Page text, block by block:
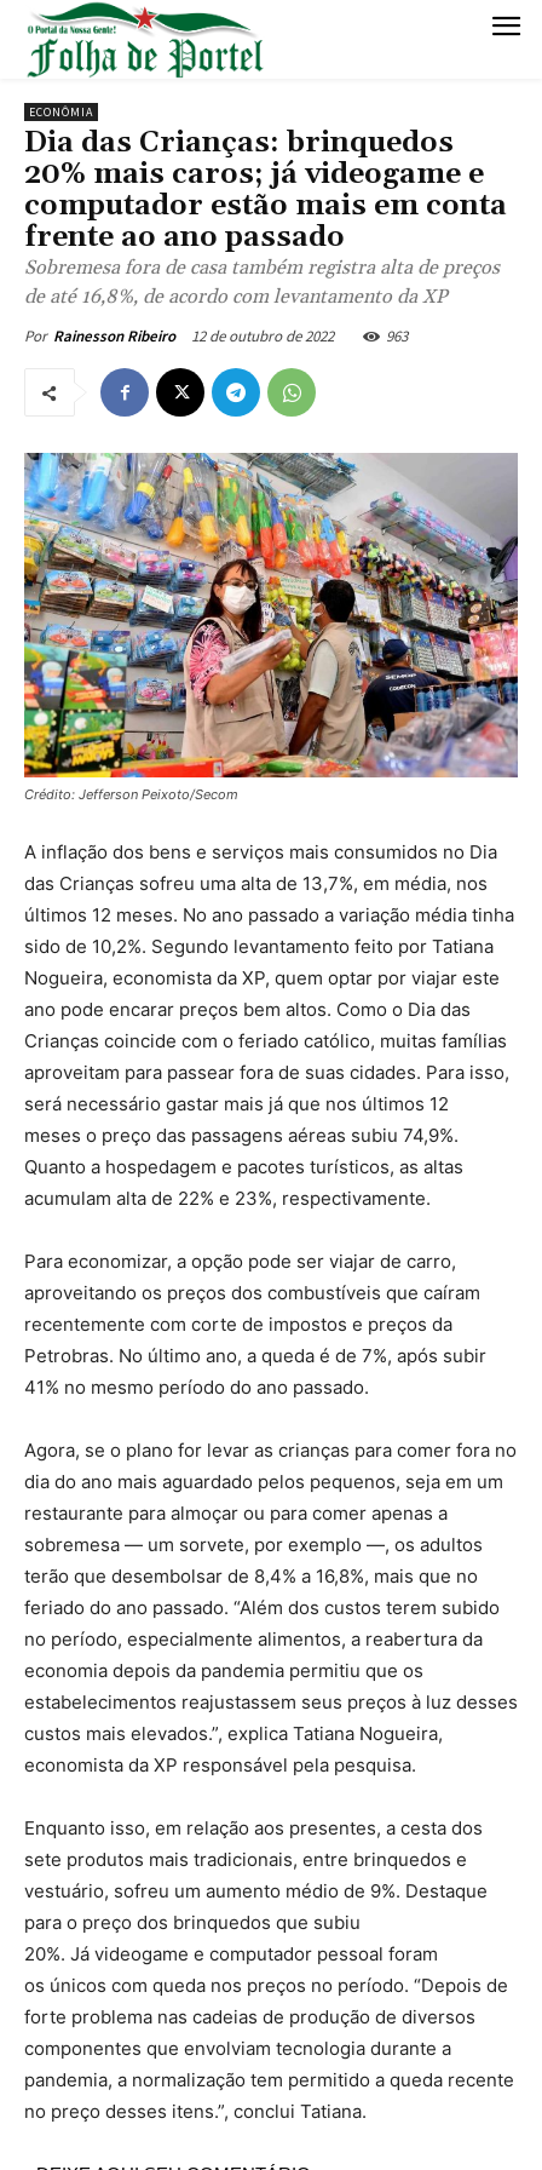
ECONÔMIA
Dia das Crianças: brinquedos
20% mais caros; já videogame e
computador estão mais em conta
frente ao ano passado
Sobremesa fora de casa também registra alta de preços
de até 16,8%, de acordo com levantamento da XP
Por Rainesson Ribeiro 12 de outubro de 2022 963
Crédito: Jefferson Peixoto/Secom
A inflação dos bens e serviços mais consumidos no Dia
das Crianças sofreu uma alta de 13,7%, em média, nos
últimos 12 meses. No ano passado a variação média tinha
sido de 10,2%. Segundo levantamento feito por Tatiana
Nogueira, economista da XP, quem optar por viajar este
ano pode encarar preços bem altos. Como o Dia das
Crianças coincide com o feriado católico, muitas famílias
aproveitam para passear fora de suas cidades. Para isso,
será necessário gastar mais já que nos últimos 12
meses o preço das passagens aéreas subiu 74,9%.
Quanto a hospedagem e pacotes turísticos, as altas
acumulam alta de 22% e 23%, respectivamente.
Para economizar, a opção pode ser viajar de carro,
aproveitando os preços dos combustíveis que caíram
recentemente com corte de impostos e preços da
Petrobras. No último ano, a queda é de 7%, após subir
41% no mesmo período do ano passado.
Agora, se o plano for levar as crianças para comer fora no
dia do ano mais aguardado pelos pequenos, seja em um
restaurante para almoçar ou para comer apenas a
sobremesa — um sorvete, por exemplo —, os adultos
terão que desembolsar de 8,4% a 16,8%, mais que no
feriado do ano passado. “Além dos custos terem subido
no período, especialmente alimentos, a reabertura da
economia depois da pandemia permitiu que os
estabelecimentos reajustassem seus preços à luz desses
custos mais elevados.”, explica Tatiana Nogueira,
economista da XP responsável pela pesquisa.
Enquanto isso, em relação aos presentes, a cesta dos
sete produtos mais tradicionais, entre brinquedos e
vestuário, sofreu um aumento médio de 9%. Destaque
para o preço dos brinquedos que subiu
20%. Já videogame e computador pessoal foram
os únicos com queda nos preços no período. “Depois de
forte problema nas cadeias de produção de diversos
componentes que envolviam tecnologia durante a
pandemia, a normalização tem permitido a queda recente
no preço desses itens.”, conclui Tatiana.